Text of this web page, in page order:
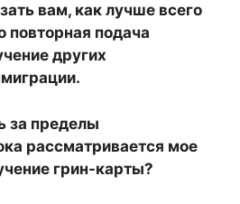
вам, как лучше всего
повторная подача
других
за пределы
рассматривается мое
грин-карты?